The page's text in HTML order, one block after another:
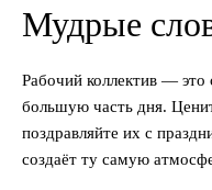
Мудрые
Рабочий коллектив —
большую часть дня.
поздравляйте их с
создаёт ту самую